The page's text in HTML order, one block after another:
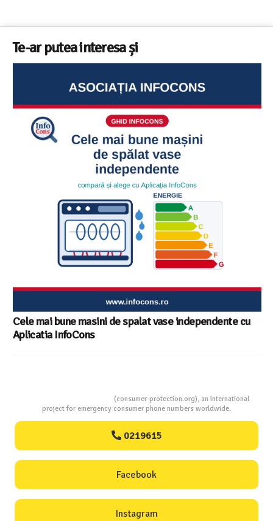
Te-ar putea interesa și
Ghid InfoCons – Cum sa alegi masina de spalat vase
(consumer-protection.org), an international
project for emergency consumer phone numbers worldwide.
0219615
Facebook
Instagram